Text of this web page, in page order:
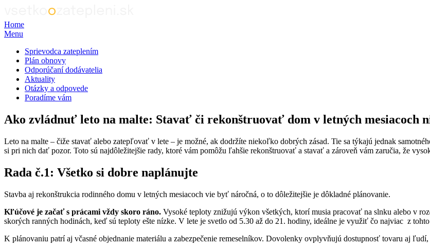
Home
Menu
Sprievodca zateplením
Plán obnovy
Odporúčaní dodávatelia
Aktuality
Otázky a odpovede
Poradíme vám
Ako zvládnuť leto na malte: Stavať či rekonštruovať dom v letných mesiacoch
Leto na malte – čiže stavať alebo zatepľovať v lete – je možné, ak dodržíte niekoľko dobrých zásad. Tie sa týkajú jednak
si pri nich dať pozor. Toto sú najdôležitejšie rady, ktoré vám pomôžu ľahšie rekonštruovať a stavať a zároveň vám zaručia, že
Rada č.1: Všetko si dobre naplánujte
Stavba aj rekonštrukcia rodinného domu v letných mesiacoch vie byť náročná, o to dôležitejšie je dôkladné plánovanie.
Kľúčové je začať s prácami vždy skoro ráno. Vysoké teploty znižujú výkon všetkých, ktorí musia pracovať na slnku alebo v
skorých ranných hodinách, keď sú teploty ešte nízke. V lete je svetlo od 5.30 až do 21. hodiny, ideálne je využiť čo najviac z
K plánovaniu patrí aj včasné objednanie materiálu a zabezpečenie remeselníkov. Dovolenky ovplyvňujú dostupnosť tovaru aj